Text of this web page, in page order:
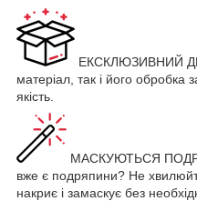
ЕКСКЛЮЗИВНИЙ
матеріал, так і його обробка
якість.
МАСКУЮТЬСЯ
вже є подряпини? Не
накриє і замаскує без